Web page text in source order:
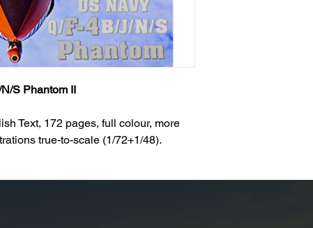
S Phantom II
Text, 172 pages, full colour, more
true-to-scale (1/72+1/48).